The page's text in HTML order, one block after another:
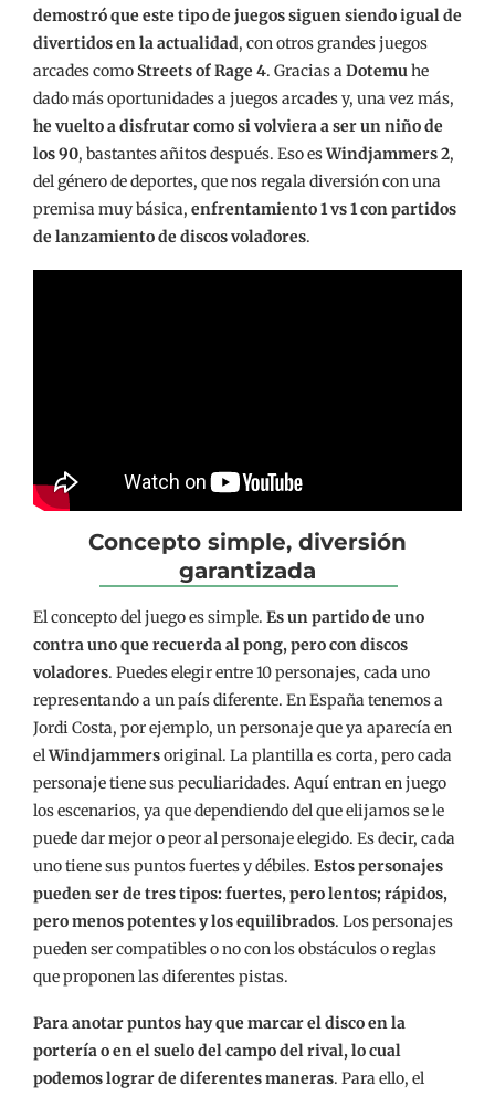
demostró que este tipo de juegos siguen siendo igual de
divertidos en la actualidad, con otros grandes juegos
arcades comoStreets of Rage 4. Gracias aDotemuhe
dado más oportunidades a juegos arcades y, una vez más,
he vuelto a disfrutar como si volviera a ser un niño de
los 90, bastantes añitos después. Eso esWindjammers 2,
del género de deportes, que nos regala diversión con una
premisa muy básica, enfrentamiento 1 vs 1 con partidos
de lanzamiento de discos voladores.
Concepto simple, diversión
garantizada
El concepto del juego es simple. Es un partido de uno
contra uno que recuerda al pong, pero con discos
voladores. Puedes elegir entre 10 personajes, cada uno
representando a un país diferente. En España tenemos a
Jordi Costa, por ejemplo, un personaje que ya aparecía en
elWindjammersoriginal. La plantilla es corta, pero cada
personaje tiene sus peculiaridades. Aquí entran en juego
los escenarios, ya que dependiendo del que elijamos se le
puede dar mejor o peor al personaje elegido. Es decir, cada
uno tiene sus puntos fuertes y débiles. Estos personajes
pueden ser de tres tipos: fuertes, pero lentos; rápidos,
pero menos potentes y los equilibrados. Los personajes
pueden ser compatibles o no con los obstáculos o reglas
que proponen las diferentes pistas.
Para anotar puntos hay que marcar el disco en la
portería o en el suelo del campo del rival, lo cual
podemos lograr de diferentes maneras. Para ello, el